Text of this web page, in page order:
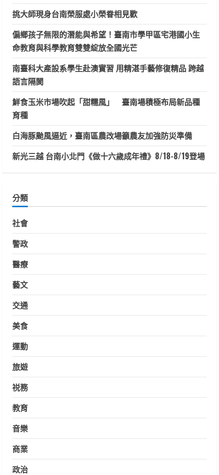
挑大師現身台南榮服處小榮眷相見歡
偏鄉孩子無限的潛能與希望！臺南市學甲區宅港國小生
命教育與科學教育雙雙綻放全國光芒
南臺科大產設系學生赴澳實習 用精湛手藝修復精品 跨越
語言隔閡
鮮食玉米市場吹起「甜糯風」 臺南場積極布局新品種
育種
白海豚颱風逼近，臺南區農改場籲農友加強防災準備
新光三越 台南小北門《做十六歲成年禮》8/18-8/19登場
分類
社會
警政
醫療
藝文
交通
美食
運動
旅遊
祱務
教育
音樂
商業
政治